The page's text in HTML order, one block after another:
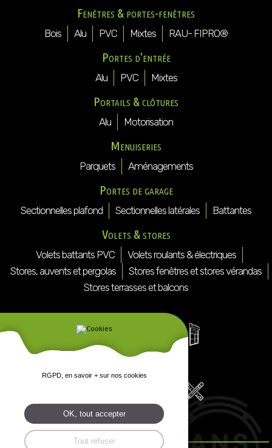
Fenêtres & portes-fenêtres
Bois Alu PVC Mixtes RAU- FIPRO®
Portes d'entrée
Alu PVC Mixtes
Portails & clôtures
Alu Motorisation
Menuiseries
Parquets Aménagements
Portes de garage
Sectionnelles plafond Sectionnelles latérales Battantes
Volets & stores
Volets battants PVC
Volets roulants & électriques
Stores, auvents et pergolas
Stores fenêtres et stores vérandas
Stores terrasses et balcons
RGPD, en savoir + sur nos cookies
OK, tout accepter
Tout refuser